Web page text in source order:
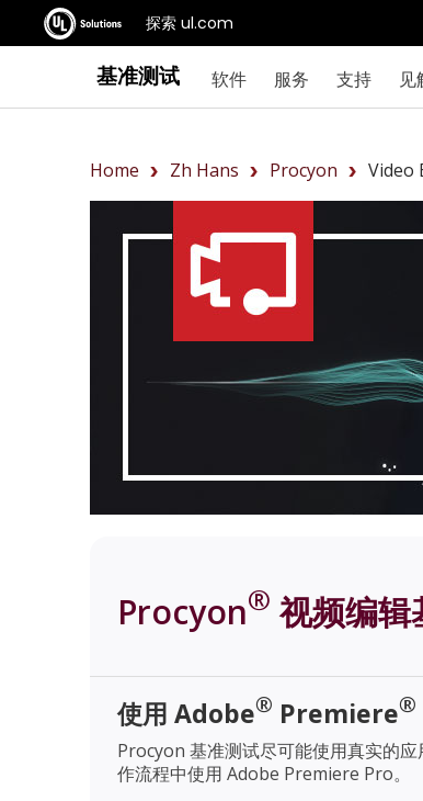
探索 ul.com
基准测试 软件 服务 支持 见
Home Zh Hans Procyon Video
Procyon® 视频编辑
使用 Adobe® Premiere®
Procyon 基准测试尽可能使用真实的
作流程中使用 Adobe Premiere Pro。